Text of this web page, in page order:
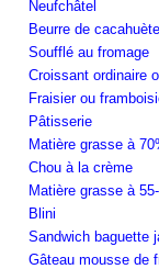
Neufchâtel
Beurre de
Soufflé au fromage
Croissant ordinaire
Fraisier ou
Pâtisserie
Matière grasse à
Chou à la crème
Matière grasse à
Blini
Sandwich baguette
Gâteau mousse de